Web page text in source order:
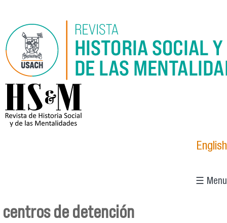
logo_hsm_2021.png
English
☰ Menu
centros de detención